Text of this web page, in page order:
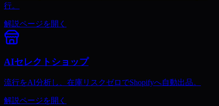
行。
解説ページを開く
AIセレクトショップ
流行をAI分析し、在庫リスクゼロでShopifyへ自動出品。
解説ページを開く